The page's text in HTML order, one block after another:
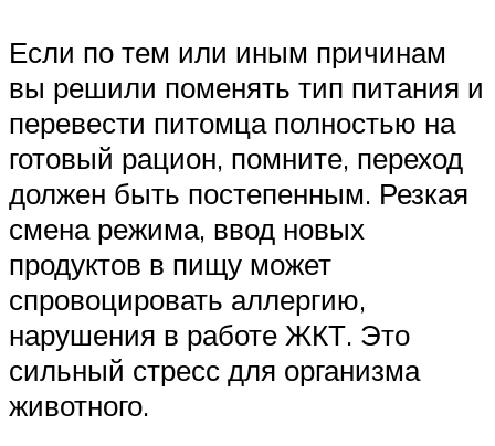
Если по тем или иным причинам
вы решили поменять тип питания и
перевести питомца полностью на
готовый рацион, помните, переход
должен быть постепенным. Резкая
смена режима, ввод новых
продуктов в пищу может
спровоцировать аллергию,
нарушения в работе ЖКТ. Это
сильный стресс для организма
животного.